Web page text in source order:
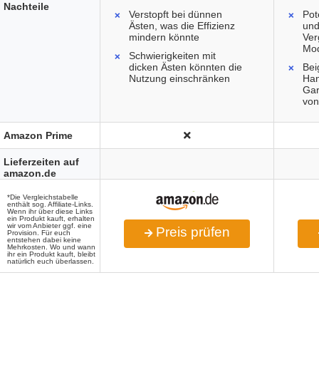
Verstopft bei dünnen
Ästen, was die Effizienz
mindern könnte
Schwierigkeiten mit
dicken Ästen könnten die
Nutzung einschränken
Preis prüfen
Nachteile
Amazon Prime
Lieferzeiten auf
amazon.de
*Die Vergleichstabelle
enthält sog. Affiliate-Links.
Wenn ihr über diese Links
ein Produkt kauft, erhalten
wir vom Anbieter ggf. eine
Provision. Für euch
entstehen dabei keine
Mehrkosten. Wo und wann
ihr ein Produkt kauft, bleibt
natürlich euch überlassen.